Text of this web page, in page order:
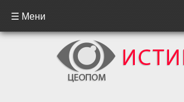
☰ Мени